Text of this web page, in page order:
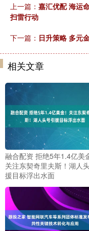
上一篇： 嘉汇优配 海运
扫雷行动
下一篇： 日升策略 多元
相关文章
融合配资 拒绝5年1.4亿美
关注东契奇里夫斯！湖人
援目标浮出水面